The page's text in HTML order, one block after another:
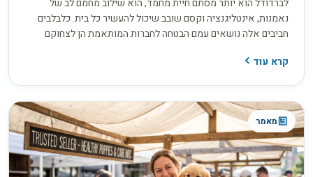
לברדודל הוא יותר מסתם חיית מחמד, הוא שילוב מחמם לב של
נאמנות, אינטליגנציה וקסם שובב שיכול להעשיר כל בית. כלבלבים
חביבים אלה נושאים עמם הבטחה לחברות המותאמת הן לצחוקם
הלב ועיניהם החביבות, הלברדודל מהווים עדות לאיך נראה כלב
קרא עוד
מאמר